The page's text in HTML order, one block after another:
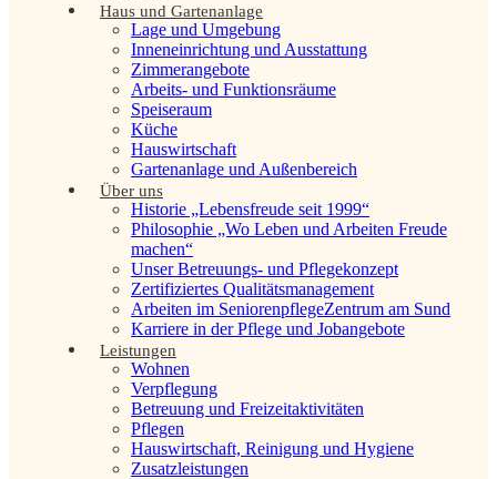
Haus und Gartenanlage
Lage und Umgebung
Inneneinrichtung und Ausstattung
Zimmerangebote
Arbeits- und Funktionsräume
Speiseraum
Küche
Hauswirtschaft
Gartenanlage und Außenbereich
Über uns
Historie „Lebensfreude seit 1999“
Philosophie „Wo Leben und Arbeiten Freude
machen“
Unser Betreuungs- und Pflegekonzept
Zertifiziertes Qualitätsmanagement
Arbeiten im Seniorenpflege­Zentrum am Sund
Karriere in der Pflege und Jobangebote
Leistungen
Wohnen
Verpflegung
Betreuung und Freizeitaktivitäten
Pflegen
Hauswirtschaft, Reinigung und Hygiene
Zusatzleistungen